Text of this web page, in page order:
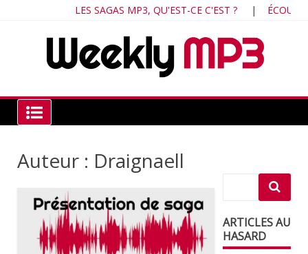
LES SAGAS MP3, QU'EST-CE C'EST ?| ÉCOUTEZ
Weekly MP3
Auteur : Draignaell
ARTICLES AU
HASARD